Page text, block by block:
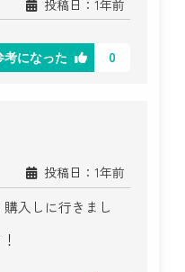
投稿日：1年前
考になった 0
投稿日：1年前
入しに行きまし